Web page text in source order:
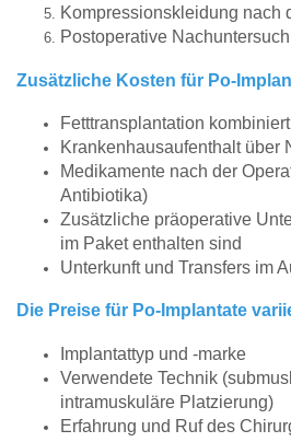
Kompressionskleidung nach
Postoperative
Zusätzliche Kosten für Po-
Fetttransplantation
Krankenhausaufenthalt über
Medikamente nach der
Antibiotika)
Zusätzliche präoperative
im Paket enthalten sind
Unterkunft und Transfers im
Die Preise für Po-Implantate
Implantattyp und -marke
Verwendete Technik
intramuskuläre Platzierung)
Erfahrung und Ruf des